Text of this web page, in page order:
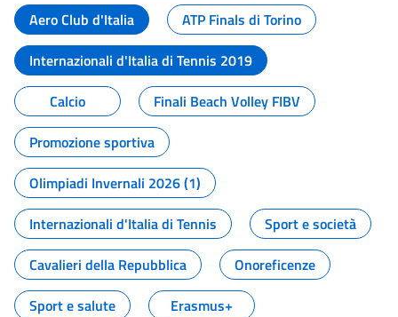
Aero Club d'Italia
ATP Finals di Torino
Internazionali d'Italia di Tennis 2019
Calcio
Finali Beach Volley FIBV
Promozione sportiva
Olimpiadi Invernali 2026 (1)
Internazionali d'Italia di Tennis
Sport e società
Cavalieri della Repubblica
Onoreficenze
Sport e salute
Erasmus+